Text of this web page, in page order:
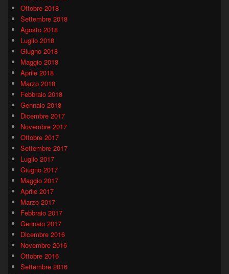
Ottobre 2018
Settembre 2018
Agosto 2018
Luglio 2018
Giugno 2018
Maggio 2018
Aprile 2018
Marzo 2018
Febbraio 2018
Gennaio 2018
Dicembre 2017
Novembre 2017
Ottobre 2017
Settembre 2017
Luglio 2017
Giugno 2017
Maggio 2017
Aprile 2017
Marzo 2017
Febbraio 2017
Gennaio 2017
Dicembre 2016
Novembre 2016
Ottobre 2016
Settembre 2016